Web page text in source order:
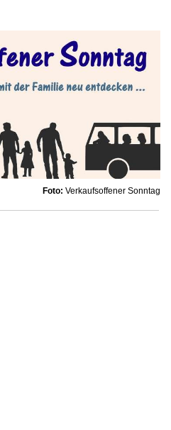
Foto: Verkaufsoffener Sonntag